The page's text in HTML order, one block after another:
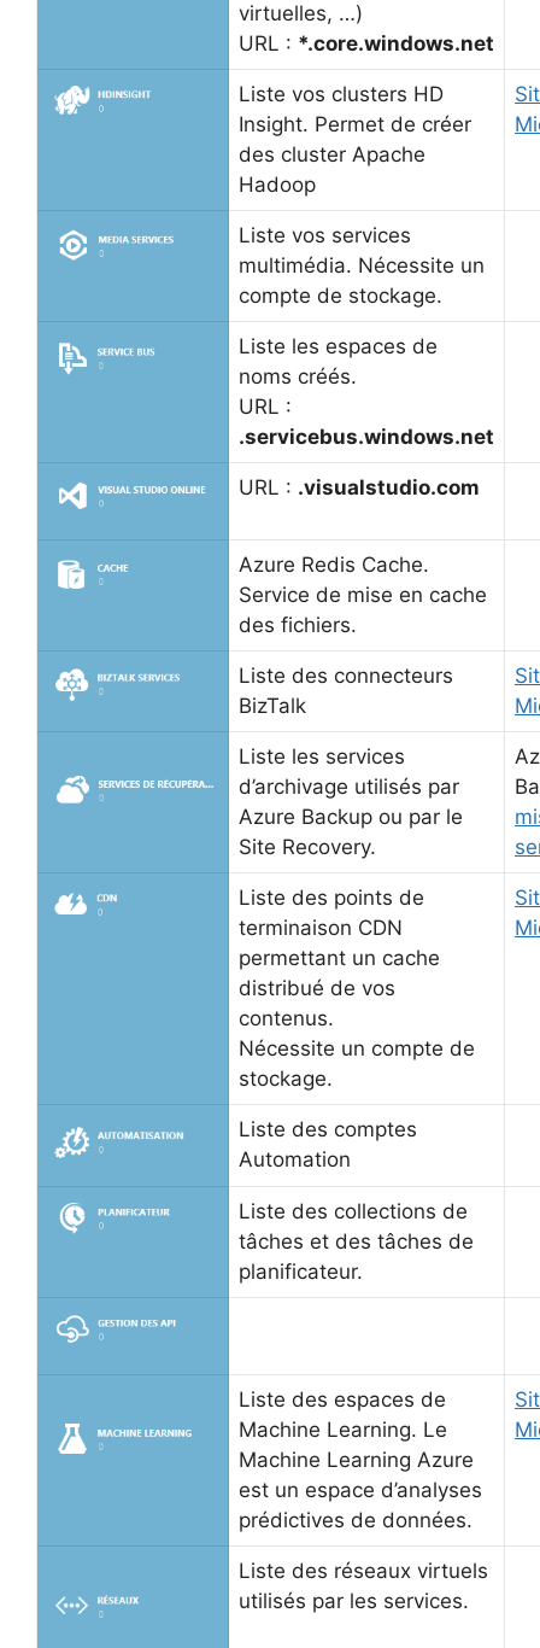
virtuelles, …)
URL : *.core.windows.net
Liste vos clusters HD
Insight. Permet de créer
des cluster Apache
Hadoop
Liste vos services
multimédia. Nécessite un
compte de stockage.
Liste les espaces de
noms créés.
URL :
.servicebus.windows.net
URL : .visualstudio.com
Azure Redis Cache.
Service de mise en cache
des fichiers.
Liste des connecteurs
BizTalk
Liste les services
d’archivage utilisés par
Azure Backup ou par le
Site Recovery.
Liste des points de
terminaison CDN
permettant un cache
distribué de vos
contenus.
Nécessite un compte de
stockage.
Liste des comptes
Automation
Liste des collections de
tâches et des tâches de
planificateur.
Liste des espaces de
Machine Learning. Le
Machine Learning Azure
est un espace d’analyses
prédictives de données.
Liste des réseaux virtuels
utilisés par les services.